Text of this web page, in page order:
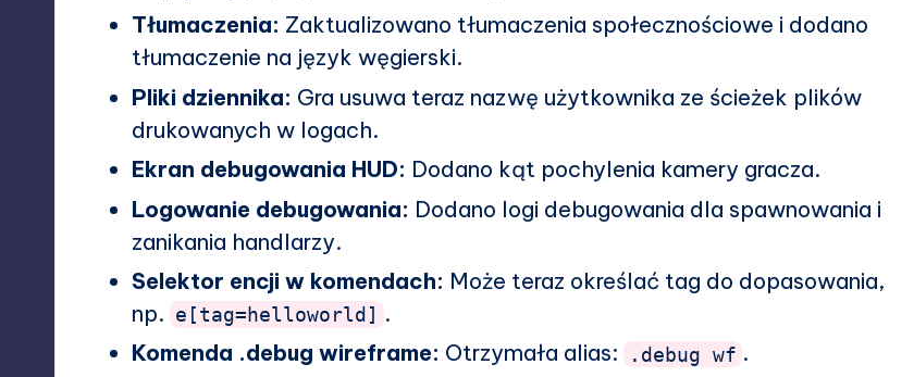
Tłumaczenia: Zaktualizowano tłumaczenia społecznościowe i dodano
tłumaczenie na język węgierski.
Pliki dziennika: Gra usuwa teraz nazwę użytkownika ze ścieżek plików
drukowanych w logach.
Ekran debugowania HUD: Dodano kąt pochylenia kamery gracza.
Logowanie debugowania: Dodano logi debugowania dla spawnowania i
zanikania handlarzy.
Selektor encji w komendach: Może teraz określać tag do dopasowania,
np. e[tag=helloworld] .
Komenda .debug wireframe: Otrzymała alias: .debug wf .